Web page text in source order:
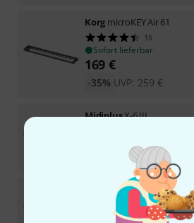
Korg microKEY Air 61
15
Sofort lieferbar
169 €
UVP: 259 €
-35%
MidiplusX-6 III
Sofort lieferbar
ArturiaKeyLab Ess. 61
2
Sofort lieferbar